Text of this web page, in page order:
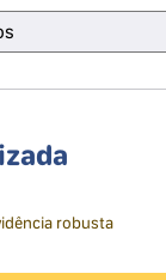
robusta